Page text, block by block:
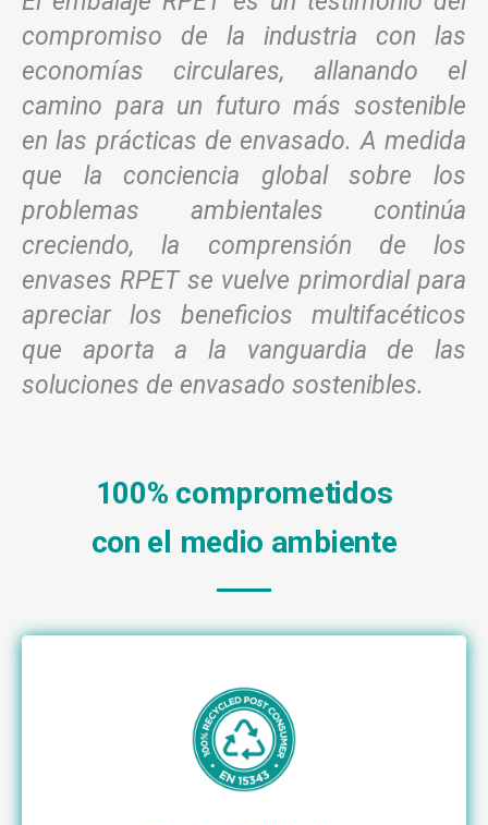
compromiso de la industria con las
economías circulares, allanando el
camino para un futuro más sostenible
en las prácticas de envasado. A medida
que la conciencia global sobre los
problemas ambientales continúa
creciendo, la comprensión de los
envases RPET se vuelve primordial para
apreciar los beneficios multifacéticos
que aporta a la vanguardia de las
soluciones de envasado sostenibles.
100% comprometidos
con el medio ambiente